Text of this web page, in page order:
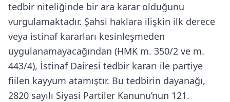
tedbir niteliğinde bir ara karar olduğunu
vurgulamaktadır. Şahsi haklara ilişkin ilk derece
veya istinaf kararları kesinleşmeden
uygulanamayacağından (HMK m. 350/2 ve m.
443/4), İstinaf Dairesi tedbir kararı ile partiye
fiilen kayyum atamıştır. Bu tedbirin dayanağı,
2820 sayılı Siyasi Partiler Kanunu’nun 121.